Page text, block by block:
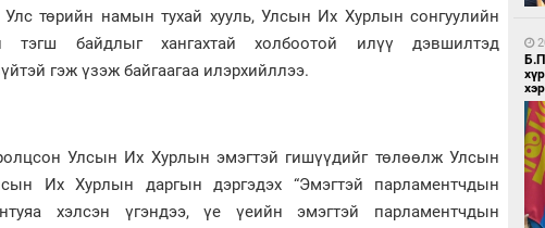
төрийн намын тухай хууль, Улсын Их Хурлын сонгуулийн
тэгш байдлыг хангахтай холбоотой илүү дэвшилтэд
гэж үзэж байгаагаа илэрхийллээ.
Улсын Их Хурлын эмэгтэй гишүүдийг төлөөлж Улсын
Их Хурлын даргын дэргэдэх “Эмэгтэй парламентчдын
хэлсэн үгэндээ, үе үеийн эмэгтэй парламентчдын